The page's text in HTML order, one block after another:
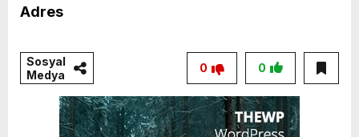
Adres
Sosyal
Medya
0
0